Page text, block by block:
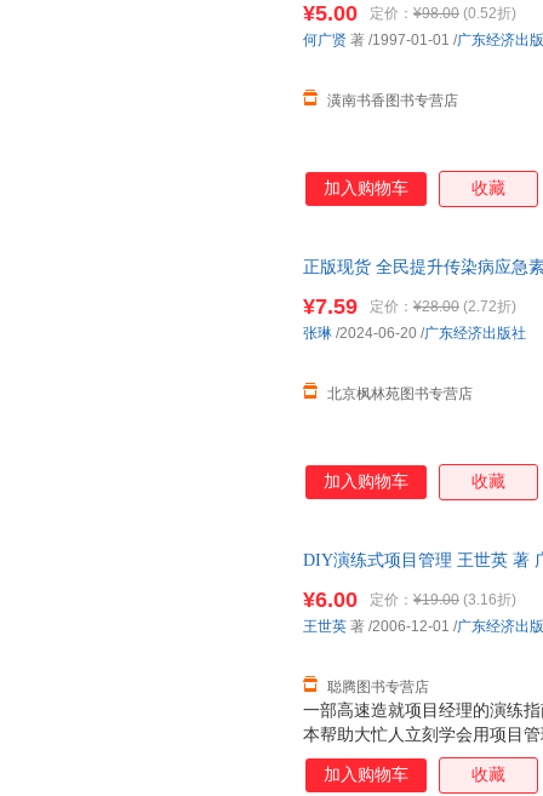
¥5.00 定价： ¥98.00 (0.52折)
潢南书香图书专营店
何广贤 著 /1997-01-01 /广东经济出
加入购物车 收藏
正版现货 全民提升传染病应急
¥7.59 定价： ¥28.00 (2.72折)
北京枫林苑图书专营店
张琳 /2024-06-20 /广东经济出版社
加入购物车 收藏
DIY演练式项目管理 王世英 著
一部高速造就项目经理的演练
本帮助大忙人立刻学会用项目
150多位项目经理共同验证有效
¥6.00 定价： ¥19.00 (3.16折)
聪腾图书专营店
王世英 著 /2006-12-01 /广东经济出
加入购物车 收藏